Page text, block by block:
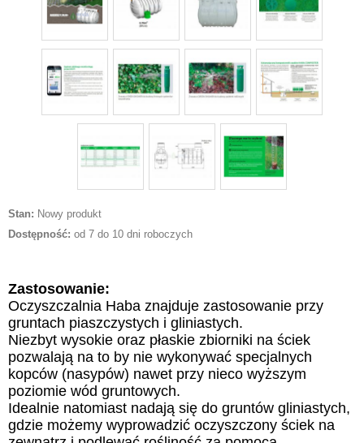
Stan: Nowy produkt
Dostępność: od 7 do 10 dni roboczych
Zastosowanie:
Oczyszczalnia Haba znajduje zastosowanie przy
gruntach piaszczystych i gliniastych.
Niezbyt wysokie oraz płaskie zbiorniki na ściek
pozwalają na to by nie wykonywać specjalnych
kopców (nasypów) nawet przy nieco wyższym
poziomie wód gruntowych.
Idealnie natomiast nadają się do gruntów gliniastych,
gdzie możemy wyprowadzić oczyszczony ściek na